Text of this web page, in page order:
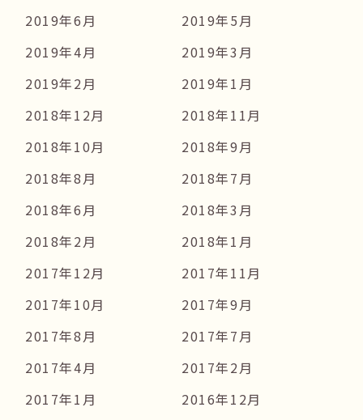
2019年6月
2019年5月
2019年4月
2019年3月
2019年2月
2019年1月
2018年12月
2018年11月
2018年10月
2018年9月
2018年8月
2018年7月
2018年6月
2018年3月
2018年2月
2018年1月
2017年12月
2017年11月
2017年10月
2017年9月
2017年8月
2017年7月
2017年4月
2017年2月
2017年1月
2016年12月